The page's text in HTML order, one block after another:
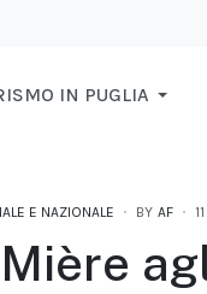
IN PUGLIA
E NAZIONALE BY AF